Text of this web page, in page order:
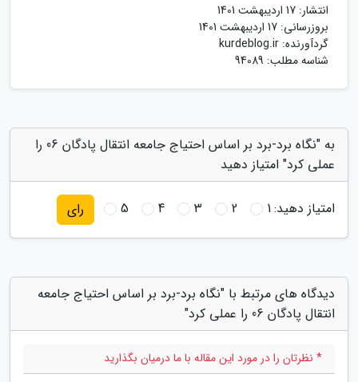
انتشار: 17 اردیبهشت 1401
بروزرسانی: 17 اردیبهشت 1401
گردآورنده: kurdeblog.ir
شناسه مطلب: 94089
به "نگاه برد-برد بر اساس احتیاج جامعه انتقال پادگان 06 را
عملی کرد" امتیاز دهید
امتیاز دهید:1
2
3
4
5 رای
دیدگاه های مرتبط با "نگاه برد-برد بر اساس احتیاج جامعه
انتقال پادگان 06 را عملی کرد"
* نظرتان را در مورد این مقاله با ما درمیان بگذارید